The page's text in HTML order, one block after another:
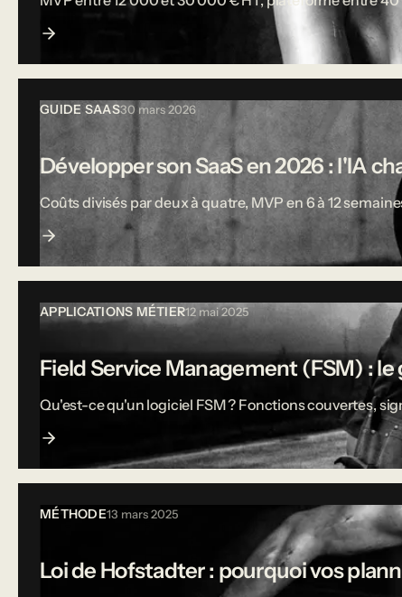
GUIDE SAAS30 mars 2026
Développer son SaaS en 2026 : l'IA
Coûts divisés par deux à quatre, MVP en 6 à 12
APPLICATIONS MÉTIER12 mai 2025
Field Service Management (FSM) :
Qu'est-ce qu'un logiciel FSM ? Fonctions couvertes,
MÉTHODE13 mars 2025
Loi de Hofstadter : pourquoi vos